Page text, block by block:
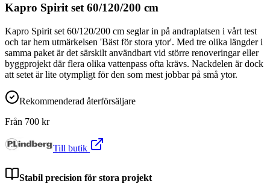
Kapro Spirit set 60/120/200 cm
Kapro Spirit set 60/120/200 cm seglar in på andraplatsen i vårt test
och tar hem utmärkelsen 'Bäst för stora ytor'. Med tre olika längder i
samma paket är det särskilt användbart vid större renoveringar eller
byggprojekt där flera olika vattenpass ofta krävs. Nackdelen är dock
att setet är lite otympligt för den som mest jobbar på små ytor.
Rekommenderad återförsäljare
Från 700 kr
Till butik
Stabil precision för stora projekt